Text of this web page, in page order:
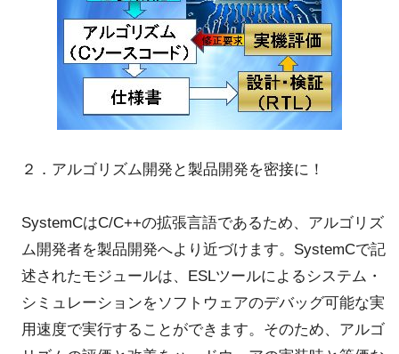
２．アルゴリズム開発と製品開発を密接に！
SystemCはC/C++の拡張言語であるため、アルゴリズ
ム開発者を製品開発へより近づけます。SystemCで記
述されたモジュールは、ESLツールによるシステム・
シミュレーションをソフトウェアのデバッグ可能な実
用速度で実行することができます。そのため、アルゴ